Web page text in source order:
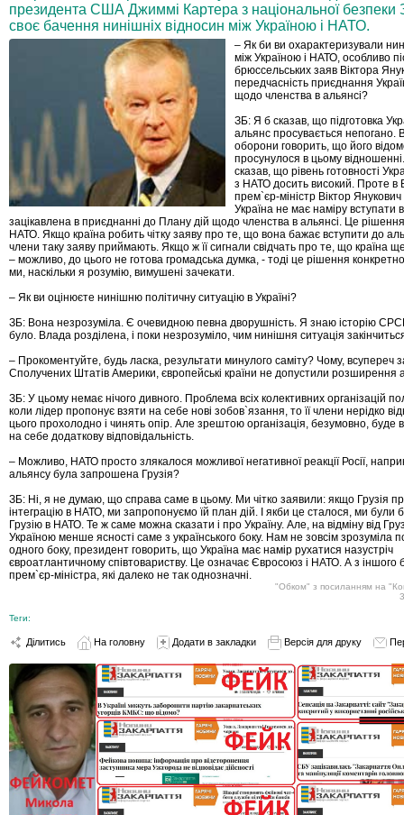
президента США Джиммі Картера з національної безпеки
своє бачення нинішніх відносин між Україною і НАТО.
– Як би ви охарактеризували
між Україною і НАТО, особливо
брюссельських заяв Віктора
передчасність приєднання
щодо членства в альянсі?
ЗБ: Я б сказав, що підготовка
альянс просувається непогано.
оборони говорить, що його
просунулося в цьому
сказав, що рівень готовності
з НАТО досить високий. Проте в
прем`єр-міністр Віктор
Україна не має наміру вступати
зацікавлена в приєднанні до Плану дій щодо членства в альянсі. Це
НАТО. Якщо країна робить чітку заяву про те, що вона бажає вступити до
члени таку заяву приймають. Якщо ж її сигнали свідчать про те, що країна
– можливо, до цього не готова громадська думка, - тоді це рішення
ми, наскільки я розумію, вимушені зачекати.
– Як ви оцінюєте нинішню політичну ситуацію в Україні?
ЗБ: Вона незрозуміла. Є очевидною певна дворушність. Я знаю історію
було. Влада розділена, і поки незрозуміло, чим нинішня ситуація
– Прокоментуйте, будь ласка, результати минулого саміту? Чому, всупереч
Сполучених Штатів Америки, європейські країни не допустили розширення
ЗБ: У цьому немає нічого дивного. Проблема всіх колективних організацій
коли лідер пропонує взяти на себе нові зобов`язання, то її члени нерідко
цього прохолодно і чинять опір. Але зрештою організація, безумовно, буде
на себе додаткову відповідальність.
– Можливо, НАТО просто злякалося можливої негативної реакції Росії,
альянсу була запрошена Грузія?
ЗБ: Ні, я не думаю, що справа саме в цьому. Ми чітко заявили: якщо Грузія
інтеграцію в НАТО, ми запропонуємо їй план дій. І якби це сталося, ми були
Грузію в НАТО. Те ж саме можна сказати і про Україну. Але, на відміну від
Україною менше ясності саме з українського боку. Нам не зовсім зрозуміла
одного боку, президент говорить, що Україна має намір рухатися назустріч
євроатлантичному співтовариству. Це означає Євросоюз і НАТО. А з іншого
прем`єр-міністра, які далеко не так однозначні.
"Обком" з посиланням на
Теги:
Ділитись На головну Додати в закладки Версія для друку